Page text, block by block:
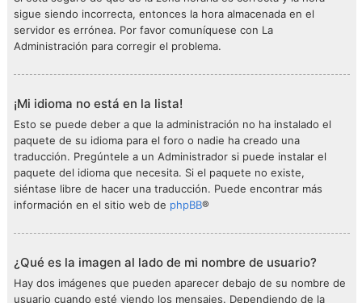
sigue siendo incorrecta, entonces la hora almacenada en el
servidor es errónea. Por favor comuníquese con La
Administración para corregir el problema.
¡Mi idioma no está en la lista!
Esto se puede deber a que la administración no ha instalado el
paquete de su idioma para el foro o nadie ha creado una
traducción. Pregúntele a un Administrador si puede instalar el
paquete del idioma que necesita. Si el paquete no existe,
siéntase libre de hacer una traducción. Puede encontrar más
información en el sitio web de phpBB®
¿Qué es la imagen al lado de mi nombre de usuario?
Hay dos imágenes que pueden aparecer debajo de su nombre de
usuario cuando esté viendo los mensajes. Dependiendo de la